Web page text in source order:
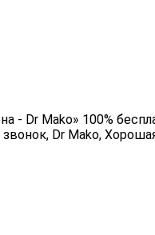
- Dr Mako» 100%
Dr Mako,